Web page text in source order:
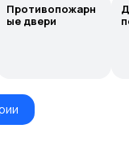
Противопожарн
ые двери